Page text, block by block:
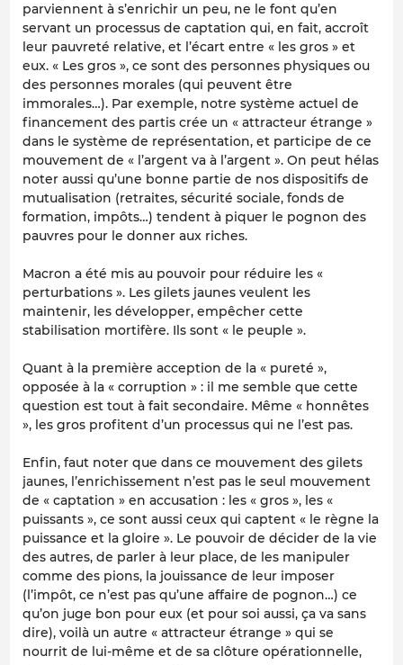
parviennent à s’enrichir un peu, ne le font qu’en
servant un processus de captation qui, en fait, accroît
leur pauvreté relative, et l’écart entre « les gros » et
eux. « Les gros », ce sont des personnes physiques ou
des personnes morales (qui peuvent être
immorales…). Par exemple, notre système actuel de
financement des partis crée un « attracteur étrange »
dans le système de représentation, et participe de ce
mouvement de « l’argent va à l’argent ». On peut hélas
noter aussi qu’une bonne partie de nos dispositifs de
mutualisation (retraites, sécurité sociale, fonds de
formation, impôts…) tendent à piquer le pognon des
pauvres pour le donner aux riches.
Macron a été mis au pouvoir pour réduire les «
perturbations ». Les gilets jaunes veulent les
maintenir, les développer, empêcher cette
stabilisation mortifère. Ils sont « le peuple ».
Quant à la première acception de la « pureté »,
opposée à la « corruption » : il me semble que cette
question est tout à fait secondaire. Même « honnêtes
», les gros profitent d’un processus qui ne l’est pas.
Enfin, faut noter que dans ce mouvement des gilets
jaunes, l’enrichissement n’est pas le seul mouvement
de « captation » en accusation : les « gros », les «
puissants », ce sont aussi ceux qui captent « le règne la
puissance et la gloire ». Le pouvoir de décider de la vie
des autres, de parler à leur place, de les manipuler
comme des pions, la jouissance de leur imposer
(l’impôt, ce n’est pas qu’une affaire de pognon…) ce
qu’on juge bon pour eux (et pour soi aussi, ça va sans
dire), voilà un autre « attracteur étrange » qui se
nourrit de lui-même et de sa clôture opérationnelle,